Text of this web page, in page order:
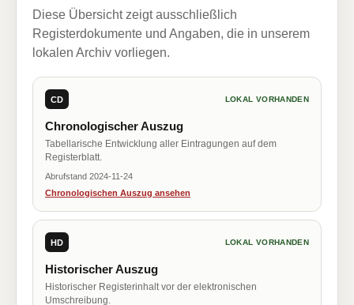
Diese Übersicht zeigt ausschließlich
Registerdokumente und Angaben, die in unserem
lokalen Archiv vorliegen.
CD LOKAL VORHANDEN
Chronologischer Auszug
Tabellarische Entwicklung aller Eintragungen auf dem
Registerblatt.
Abrufstand 2024-11-24
Chronologischen Auszug ansehen
HD LOKAL VORHANDEN
Historischer Auszug
Historischer Registerinhalt vor der elektronischen
Umschreibung.